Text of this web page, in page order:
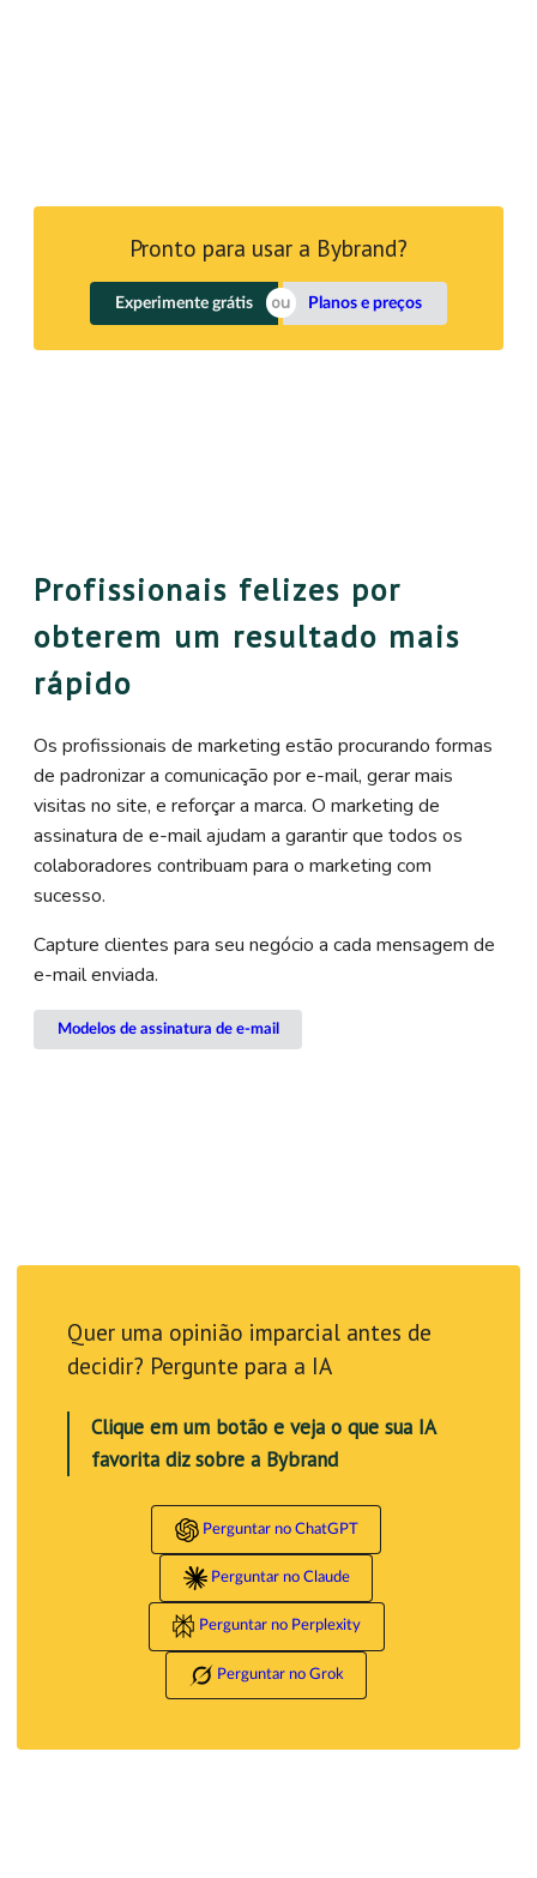
Pronto para usar a Bybrand?
Experimente grátis Planos e preços
Profissionais felizes por
obterem um resultado mais
rápido
Os profissionais de marketing estão procurando formas
de padronizar a comunicação por e-mail, gerar mais
visitas no site, e reforçar a marca. O marketing de
assinatura de e-mail ajudam a garantir que todos os
colaboradores contribuam para o marketing com
sucesso.
Capture clientes para seu negócio a cada mensagem de
e-mail enviada.
Modelos de assinatura de e-mail
Quer uma opinião imparcial antes de
decidir? Pergunte para a IA
Clique em um botão e veja o que sua IA
favorita diz sobre a Bybrand
Perguntar no ChatGPT
Perguntar no Claude
Perguntar no Perplexity
Perguntar no Grok